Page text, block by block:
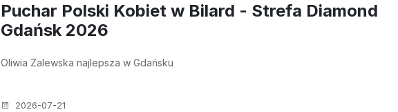
Puchar Polski Kobiet w Bilard - Strefa Diamond
Gdańsk 2026
Oliwia Zalewska najlepsza w Gdańsku
2026-07-21